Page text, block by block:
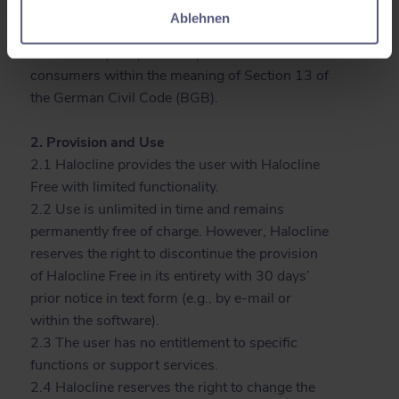
Ablehnen
businesses (B2B) and not permitted for
consumers within the meaning of Section 13 of
the German Civil Code (BGB).
2. Provision and Use
2.1 Halocline provides the user with Halocline
Free with limited functionality.
2.2 Use is unlimited in time and remains
permanently free of charge. However, Halocline
reserves the right to discontinue the provision
of Halocline Free in its entirety with 30 days’
prior notice in text form (e.g., by e-mail or
within the software).
2.3 The user has no entitlement to specific
functions or support services.
2.4 Halocline reserves the right to change the